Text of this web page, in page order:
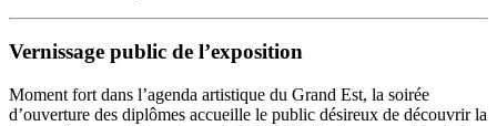
Vernissage public de l’exposition
Moment fort dans l’agenda artistique du Grand Est, la soirée
d’ouverture des diplômes accueille le public désireux de découvrir la